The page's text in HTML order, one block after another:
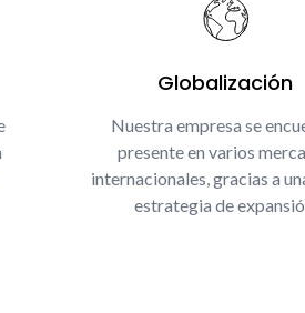
Globalización
Nuestra empresa se
presente en varios
internacionales, gracias a
estrategia de